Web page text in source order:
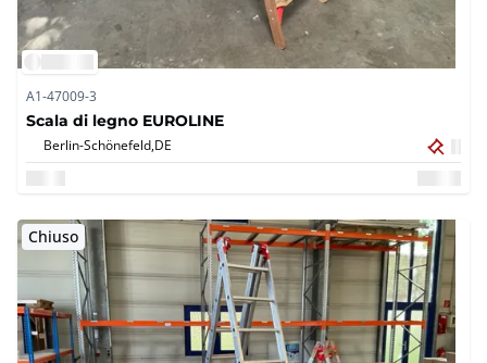
A1-47009-3
Scala di legno EUROLINE
Berlin-Schönefeld,DE
Chiuso